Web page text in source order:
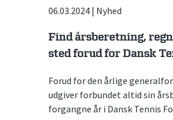
06.03.2024 | Nyhed
Find årsberetning,
sted forud for Dansk
Forud for den årlige
udgiver forbundet altid sin
forgangne år i Dansk Tennis